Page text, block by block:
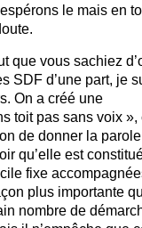
le mais en
que vous sachiez
SDF d’une part, je
On a créé une
toit pas sans voix »,
de donner la parole
qu’elle est
fixe
plus importante
nombre de